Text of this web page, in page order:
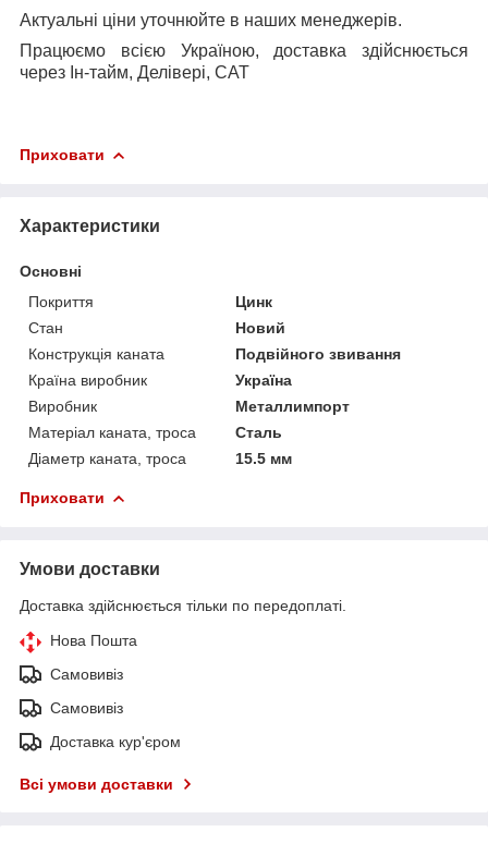
Актуальні ціни уточнюйте в наших менеджерів.
Працюємо всією Україною, доставка здійснюється
через Ін-тайм, Делівері, САТ
Приховати
Характеристики
Основні
Покриття
Цинк
Стан
Новий
Конструкція каната
Подвійного звивання
Країна виробник
Україна
Виробник
Металлимпорт
Матеріал каната, троса
Сталь
Діаметр каната, троса
15.5 мм
Приховати
Умови доставки
Доставка здійснюється тільки по передоплаті.
Нова Пошта
Самовивіз
Самовивіз
Доставка кур'єром
Всі умови доставки